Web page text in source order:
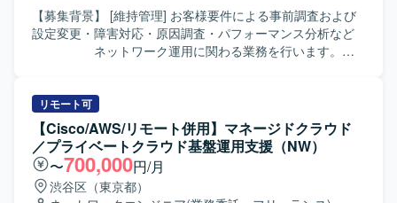
【募集背景】 [維持管理] お客様要件による事前調査および
設定変更・障害対応・原因調査・パフォーマンス分析など
ネットワーク運用に関わる業務を行います。
リモート可
【Cisco/AWS/リモート併用】マネージドクラウド
／プライベートクラウド基盤運用支援（NW）
〜700,000円/月
渋谷区（東京都）